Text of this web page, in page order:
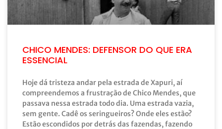
CHICO MENDES: DEFENSOR DO QUE ERA
ESSENCIAL
Hoje dá tristeza andar pela estrada de Xapuri, aí
compreendemos a frustração de Chico Mendes, que
passava nessa estrada todo dia. Uma estrada vazia,
sem gente. Cadê os seringueiros? Onde eles estão?
Estão escondidos por detrás das fazendas, fazendo